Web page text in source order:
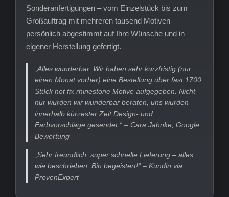
Sonderanfertigungen – vom Einzelstück bis zum
Großauftrag mit mehreren tausend Motiven –
persönlich abgestimmt auf Ihre Wünsche und in
eigener Herstellung gefertigt.
„Alles wunderbar. Wir haben sehr kurzfristig (nur
einen Monat vorher) eine Bestellung über fast 1700
Stück hot fix rhinestone Motive aufgegeben. Nicht
nur wurden wir wunderbar beraten, uns wurden
innerhalb kürzester Zeit Design- und
Farbvorschläge gesendet.“ – Cara Jahnke, Google
Bewertung
„Sehr freundlich, super schnelle Lieferung – alles
wie beschrieben. Bin begeistert!“ – Kundin via
ProvenExpert